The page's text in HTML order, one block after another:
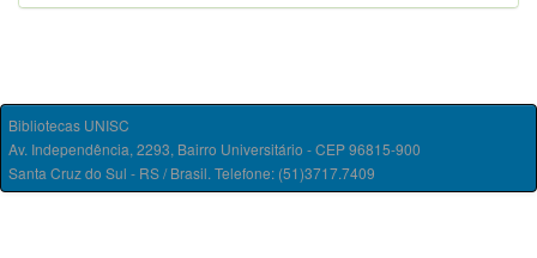
Bibliotecas UNISC
Av. Independência, 2293, Bairro Universitário - CEP 96815-900
Santa Cruz do Sul - RS / Brasil. Telefone: (51)3717.7409